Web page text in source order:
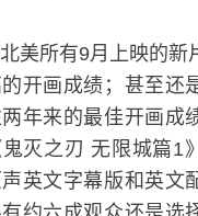
美所有9月上映的新
开画成绩；甚至还
年来的最佳开画成
灭之刃 无限城篇1
英文字幕版和英文